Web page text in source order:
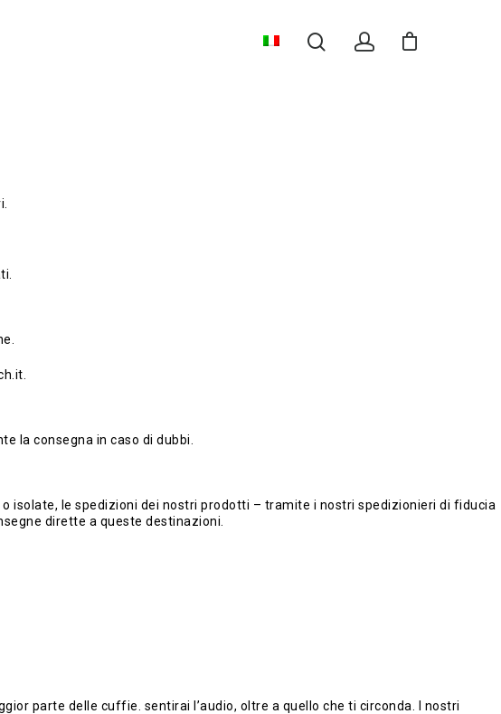
la consegna in caso di dubbi.
isolate, le spedizioni dei nostri prodotti – tramite i nostri spedizionieri di fiducia
dirette a queste destinazioni.
parte delle cuffie. sentirai l’audio, oltre a quello che ti circonda. I nostri